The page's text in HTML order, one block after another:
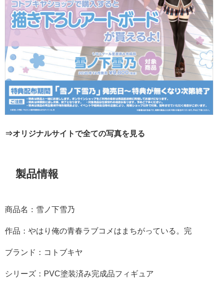
⇒オリジナルサイトで全ての写真を見る
製品情報
商品名：雪ノ下雪乃
作品：やはり俺の青春ラブコメはまちがっている。完
ブランド：コトブキヤ
シリーズ：PVC塗装済み完成品フィギュア